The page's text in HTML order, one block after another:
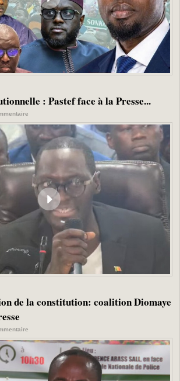
: Pastef face à la Presse...
de la constitution: coalition Diomaye